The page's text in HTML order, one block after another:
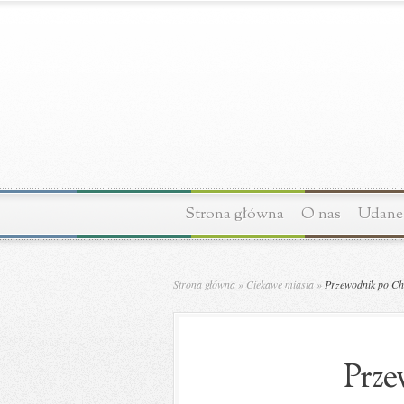
Strona główna O nas
Strona główna » Ciekawe miasta » Przewodnik po